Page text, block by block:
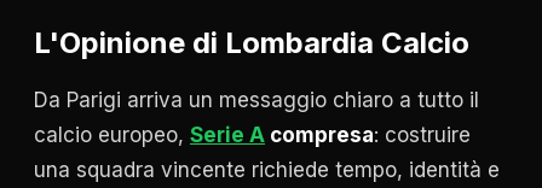
L'Opinione di Lombardia Calcio
Da Parigi arriva un messaggio chiaro a tutto il
calcio europeo, Serie A compresa: costruire
una squadra vincente richiede tempo, identità e